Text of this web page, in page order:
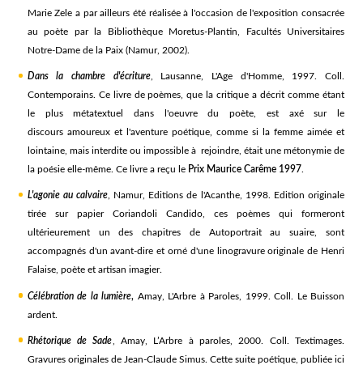
Marie Zele a par ailleurs été réalisée à l'occasion de l'exposition consacrée
au poète par la Bibliothèque Moretus-Plantin, Facultés Universitaires
Notre-Dame de la Paix (Namur, 2002).
Dans la chambre d'écriture, Lausanne, L'Age d'Homme, 1997. Coll.
Contemporains. Ce livre de poèmes, que la critique a décrit comme étant
le plus métatextuel dans l'oeuvre du poète, est axé sur le
discours amoureux et l'aventure poétique, comme si la femme aimée et
lointaine, mais interdite ou impossible à rejoindre, était une métonymie de
la poésie elle-même. Ce livre a reçu le Prix Maurice Carême 1997.
L'agonie au calvaire , Namur, Editions de l'Acanthe, 1998. Edition originale
tirée sur papier Coriandoli Candido, ces poèmes qui formeront
ultérieurement un des chapitres de Autoportrait au suaire, sont
accompagnés d'un avant-dire et orné d'une linogravure originale de Henri
Falaise, poète et artisan imagier.
Célébration de la lumière, Amay, L'Arbre à Paroles, 1999. Coll. Le Buisson
ardent.
Rhétorique de Sade , Amay, L’Arbre à paroles, 2000. Coll. Textimages.
Gravures originales de Jean-Claude Simus. Cette suite poétique, publiée ici